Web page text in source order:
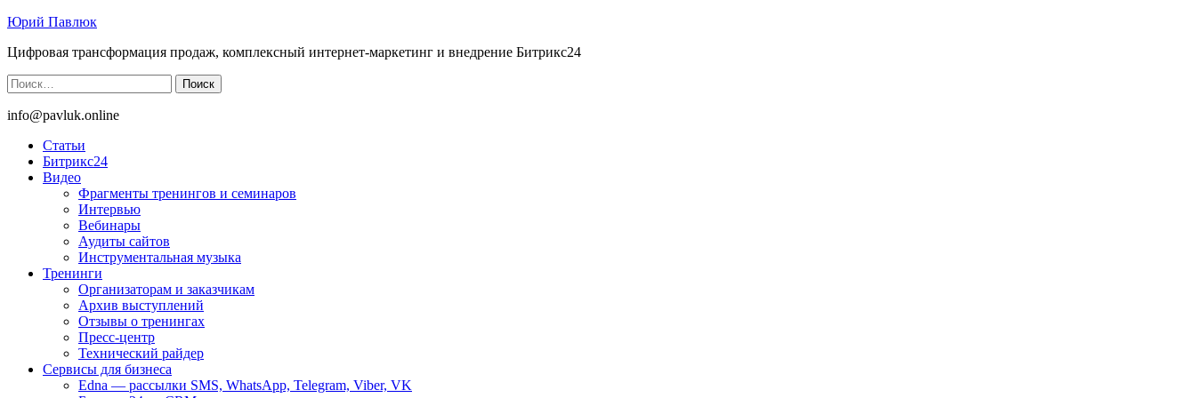
Юрий Павлюк
Цифровая трансформация продаж, комплексный интернет-маркетинг и внедрение Битрикс24
Найти:
info@pavluk.online
Статьи
Битрикс24
Видео
Фрагменты тренингов и семинаров
Интервью
Вебинары
Аудиты сайтов
Инструментальная музыка
Тренинги
Организаторам и заказчикам
Архив выступлений
Отзывы о тренингах
Пресс-центр
Технический райдер
Сервисы для бизнеса
Edna — рассылки SMS, WhatsApp, Telegram, Viber, VK